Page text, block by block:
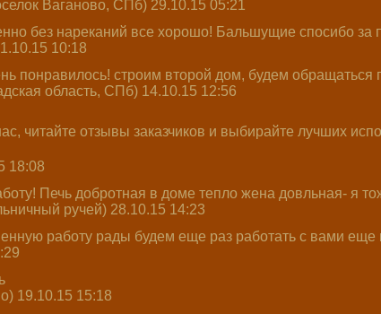
Ваганово, СПб) 29.10.15 05:21
без нареканий все хорошо! Бальшущие спосибо за
10:18
строим второй дом, будем обращаться
область, СПб) 14.10.15 12:56
18:08
Печь добротная в доме тепло жена довльная- я
ручей) 28.10.15 14:23
работу рады будем еще раз работать с вами
19.10.15 15:18